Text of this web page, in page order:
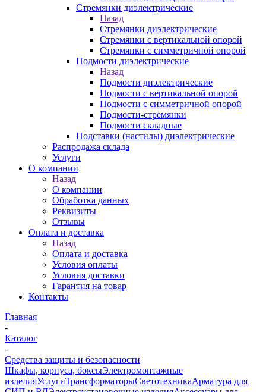
Стремянки диэлектрические
Назад
Стремянки диэлектрические
Стремянки с вертикальной опорой
Стремянки с симметричной опорой
Подмости диэлектрические
Назад
Подмости диэлектрические
Подмости с вертикальной опорой
Подмости с симметричной опорой
Подмости-стремянки
Подмости складные
Подставки (настилы) диэлектрические
Распродажа склада
Услуги
О компании
Назад
О компании
Обработка данных
Реквизиты
Отзывы
Оплата и доставка
Назад
Оплата и доставка
Условия оплаты
Условия доставки
Гарантия на товар
Контакты
Главная
-
Каталог
-
Средства защиты и безопасности
Шкафы, корпуса, боксыЭлектромонтажные
изделияУслугиТрансформаторыСветотехникаАрматура для